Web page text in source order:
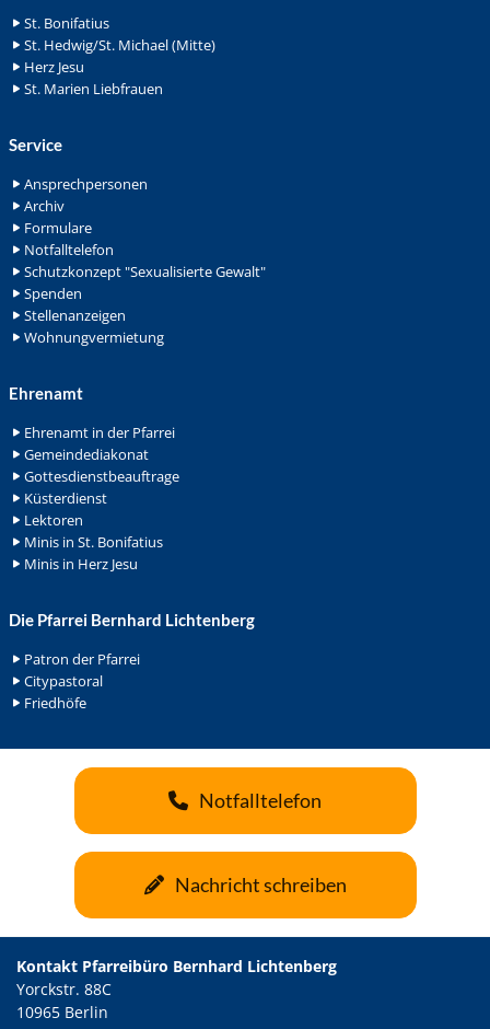
St. Bonifatius
St. Hedwig/St. Michael (Mitte)
Herz Jesu
St. Marien Liebfrauen
Service
Ansprechpersonen
Archiv
Formulare
Notfalltelefon
Schutzkonzept "Sexualisierte Gewalt"
Spenden
Stellenanzeigen
Wohnungvermietung
Ehrenamt
Ehrenamt in der Pfarrei
Gemeindediakonat
Gottesdienstbeauftrage
Küsterdienst
Lektoren
Minis in St. Bonifatius
Minis in Herz Jesu
Die Pfarrei Bernhard Lichtenberg
Patron der Pfarrei
Citypastoral
Friedhöfe
Notfalltelefon
Nachricht schreiben
Kontakt Pfarreibüro Bernhard Lichtenberg
Yorckstr. 88C
10965 Berlin